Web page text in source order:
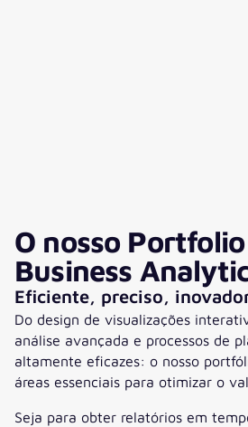
O nosso
Business
Eficiente, preciso,
Do design de visualizações
análise avançada e processos de
altamente eficazes: o nosso
áreas essenciais para otimizar o
Seja para obter relatórios em